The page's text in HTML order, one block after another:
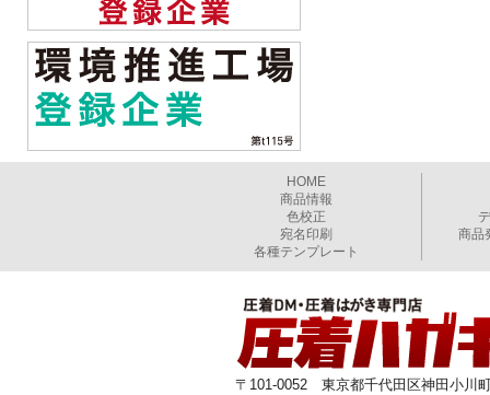
HOME
商品情報
色校正
宛名印刷
各種テンプレート
商品
〒101-0052 東京都千代田区神田小川